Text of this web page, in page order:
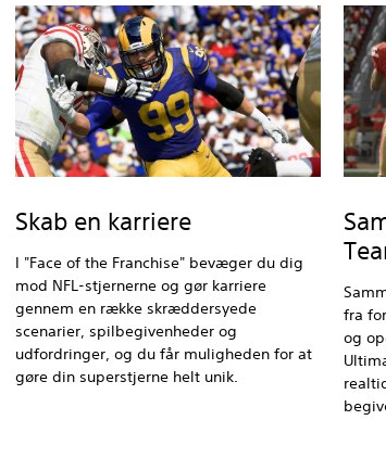
Skab en karriere
I "Face of the Franchise" bevæger du dig
mod NFL-stjernerne og gør karriere
gennem en række skræddersyede
scenarier, spilbegivenheder og
udfordringer, og du får muligheden for at
gøre din superstjerne helt unik.
fra
og